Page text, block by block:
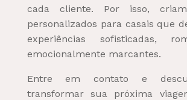
cada cliente. Por isso,
personalizados para casais que
experiências sofisticadas,
emocionalmente marcantes.
Entre em contato e
transformar sua próxima